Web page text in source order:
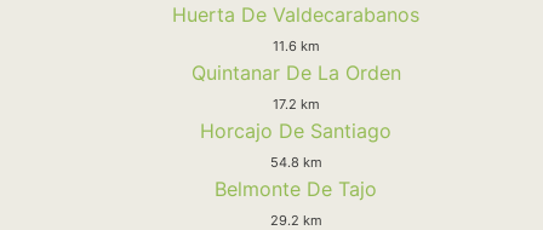
Huerta De Valdecarabanos
11.6 km
Quintanar De La Orden
17.2 km
Horcajo De Santiago
54.8 km
Belmonte De Tajo
29.2 km